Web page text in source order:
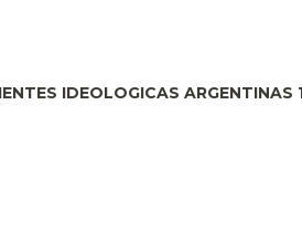
IDEOLOGICAS ARGENTINAS